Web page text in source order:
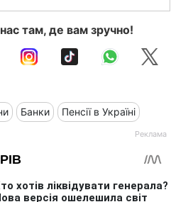
там, де вам зручно!
Банки Пенсії в Україні